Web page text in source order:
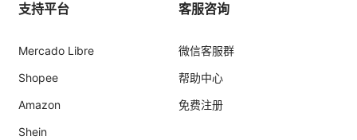
支持平台
Mercado Libre
Shopee
Amazon
Shein
客服咨询
微信客服群
帮助中心
免费注册